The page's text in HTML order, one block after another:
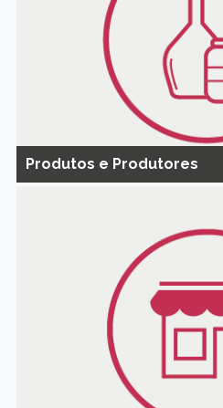
Produtos e Produtores